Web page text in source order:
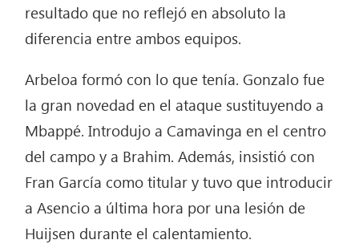
resultado que no reflejó en absoluto la
diferencia entre ambos equipos.
Arbeloa formó con lo que tenía. Gonzalo fue
la gran novedad en el ataque sustituyendo a
Mbappé. Introdujo a Camavinga en el centro
del campo y a Brahim. Además, insistió con
Fran García como titular y tuvo que introducir
a Asencio a última hora por una lesión de
Huijsen durante el calentamiento.